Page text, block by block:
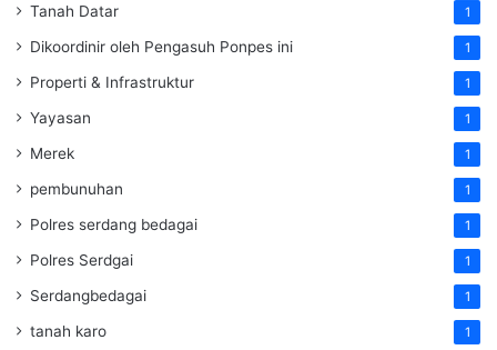
Tanah Datar 1
Dikoordinir oleh Pengasuh Ponpes ini 1
Properti & Infrastruktur 1
Yayasan 1
Merek 1
pembunuhan 1
Polres serdang bedagai 1
Polres Serdgai 1
Serdangbedagai 1
tanah karo 1